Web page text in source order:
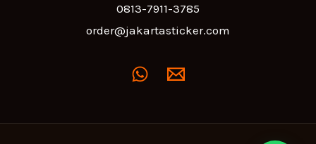
0813-7911-3785
order@jakartasticker.com